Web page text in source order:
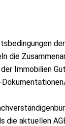
die
Immobilien
die aktuellen